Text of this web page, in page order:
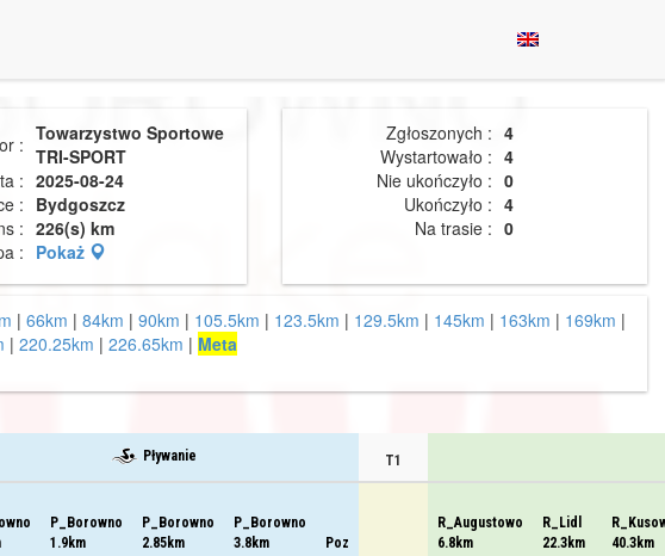
: Towarzystwo Sportowe
TRI-SPORT
: 2025-08-24
:
Bydgoszcz
: 226(s) km
: Pokaż
Zgłoszonych : 4
Wystartowało : 4
Nie ukończyło : 0
Ukończyło : 4
Na trasie : 0
| 66km | 84km | 90km | 105.5km | 123.5km | 129.5km | 145km | 163km | 169km |
| 220.25km | 226.65km | Meta
Pływanie T1
P_Borowno
1.9km
P_Borowno
2.85km
P_Borowno
3.8km
Poz
R_Augustowo
6.8km
R_Lidl
22.3km
40.3km